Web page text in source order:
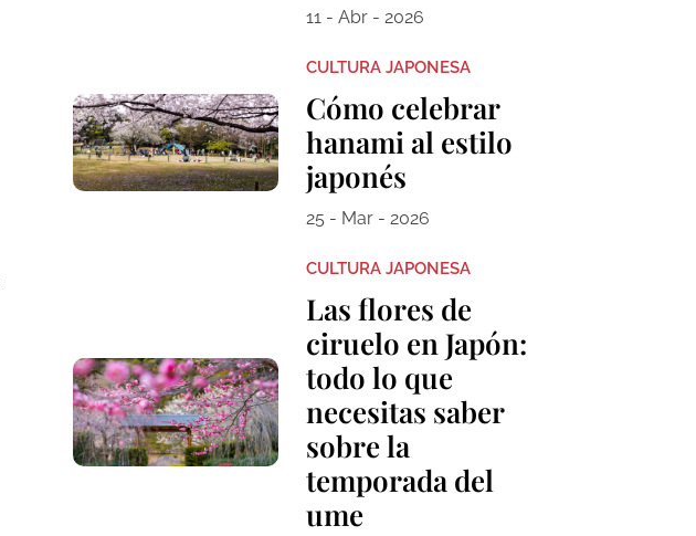
11 - Abr - 2026
CULTURA JAPONESA
Cómo celebrar
hanami al estilo
japonés
25 - Mar - 2026
CULTURA JAPONESA
Las flores de
ciruelo en Japón:
todo lo que
necesitas saber
sobre la
temporada del
ume